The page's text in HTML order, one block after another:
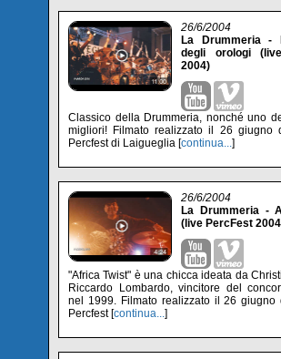
26/6/2004
La Drummeria -
degli orologi
2004)
Classico della Drummeria, nonché uno
migliori! Filmato realizzato il 26 giugno
Percfest di Laigueglia [continua...]
26/6/2004
La Drummeria -
(live PercFest
"Africa Twist" è una chicca ideata da
Riccardo Lombardo, vincitore del
nel 1999. Filmato realizzato il 26 giugno
Percfest [continua...]